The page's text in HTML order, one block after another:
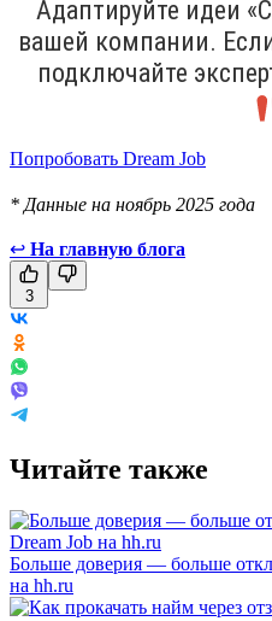
Адаптируйте идеи
вашей компании.
подключайте
Попробовать Dream Job
* Данные на ноябрь 2025 года
↩ На главную блога
3
Читайте также
Больше доверия — больше
на hh.ru